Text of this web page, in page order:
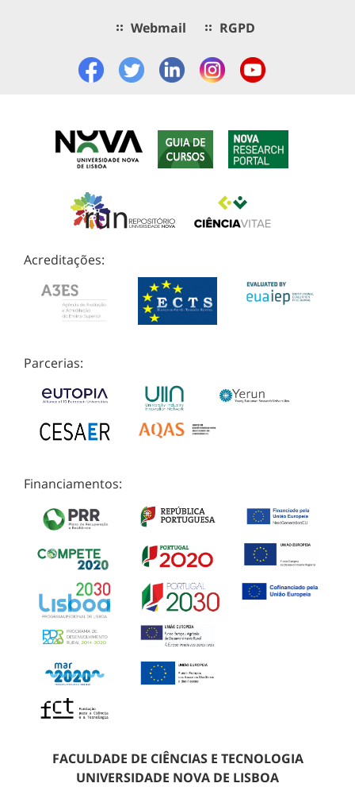
Webmail RGPD
Acreditações:
Parcerias:
Financiamentos:
FACULDADE DE CIÊNCIAS E TECNOLOGIA
UNIVERSIDADE NOVA DE LISBOA